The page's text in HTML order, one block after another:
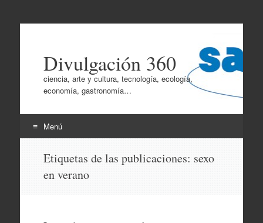
Divulgación 360
ciencia, arte y cultura, tecnología, ecología,
economía, gastronomía…
Menú
contenido
Etiquetas de las publicaciones: sexo
en verano